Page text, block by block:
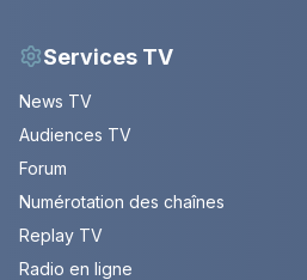
Services TV
News TV
Audiences TV
Forum
Numérotation des chaînes
Replay TV
Radio en ligne